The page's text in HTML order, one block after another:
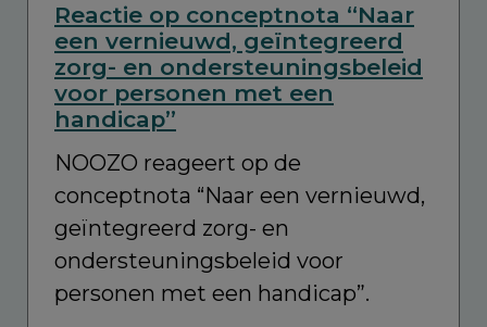
Reactie op conceptnota “Naar
een vernieuwd, geïntegreerd
zorg- en ondersteuningsbeleid
voor personen met een
handicap”
NOOZO reageert op de
conceptnota “Naar een vernieuwd,
geïntegreerd zorg- en
ondersteuningsbeleid voor
personen met een handicap”.